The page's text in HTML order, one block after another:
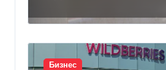
Бизнес